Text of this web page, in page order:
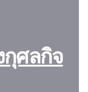
กุศลกิจ